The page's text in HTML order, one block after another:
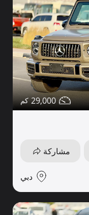
29,000
مشاركة
دبي